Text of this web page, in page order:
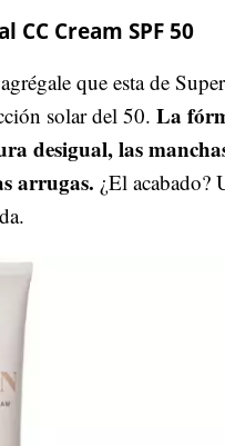
CC Cream SPF 50
que esta de
solar del 50. La
desigual, las
arrugas. ¿El acabado?